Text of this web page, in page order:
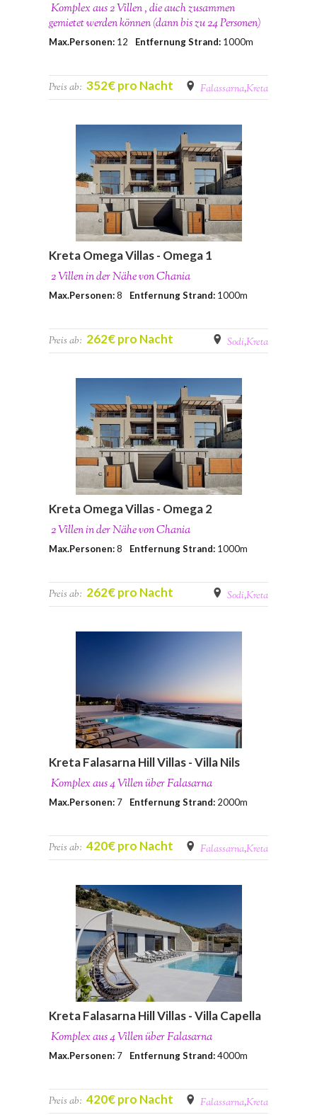
Komplex aus 2 Villen , die auch zusammen
gemietet werden können (dann bis zu 24 Personen)
Max.Personen: 12 Entfernung Strand: 1000m
Preis ab: 352€ pro Nacht Falassarna,Kreta
Kreta Omega Villas - Omega 1
2 Villen in der Nähe von Chania
Max.Personen:8 Entfernung Strand: 1000m
Preis ab: 262€ pro Nacht Sodi,Kreta
Kreta Omega Villas - Omega 2
2 Villen in der Nähe von Chania
Max.Personen:8 Entfernung Strand: 1000m
Preis ab: 262€ pro Nacht Sodi,Kreta
Kreta Falasarna Hill Villas - Villa Nils
Komplex aus 4 Villen über Falasarna
Max.Personen: 7 Entfernung Strand: 2000m
Preis ab: 420€ pro Nacht Falassarna,Kreta
Kreta Falasarna Hill Villas - Villa Capella
Komplex aus 4 Villen über Falasarna
Max.Personen: 7 Entfernung Strand:4000m
Preis ab: 420€ pro Nacht Falassarna,Kreta